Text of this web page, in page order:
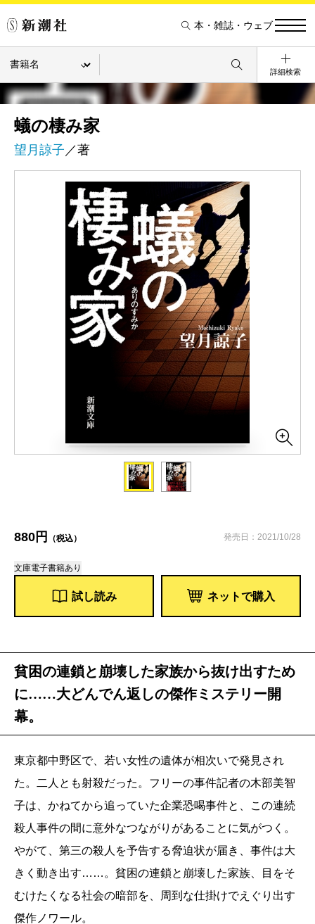
本・雑誌・ウェブ
詳細検索
蟻の棲み家
望月諒子 ／著
880円 （税込） 発売日：2021/10/28
文庫電子書籍あり
試し読み ネットで購入
貧困の連鎖と崩壊した家族から抜け出すため
に……大どんでん返しの傑作ミステリー開
幕。
東京都中野区で、若い女性の遺体が相次いで発見され
た。二人とも射殺だった。フリーの事件記者の木部美智
子は、かねてから追っていた企業恐喝事件と、この連続
殺人事件の間に意外なつながりがあることに気がつく。
やがて、第三の殺人を予告する脅迫状が届き、事件は大
きく動き出す……。貧困の連鎖と崩壊した家族、目をそ
むけたくなる社会の暗部を、周到な仕掛けでえぐり出す
傑作ノワール。